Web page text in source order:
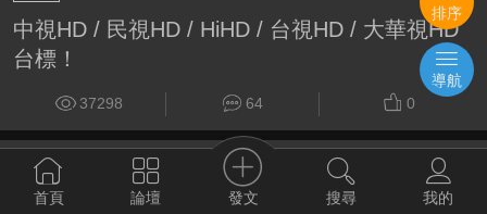
中視HD / 民視HD / HiHD / 台視HD / 大華視HD
台標！
37298 64 0
chung921
2012-10-17
#業界新聞
首頁
論壇 發文 搜尋 我的
排序
導航